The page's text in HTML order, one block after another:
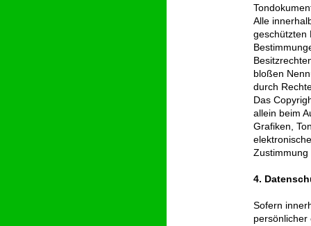
Alle
geschützten
bloßen
durch
Das
allein beim
Grafiken,
Zustimmung
4.
Sofern
persönlicher